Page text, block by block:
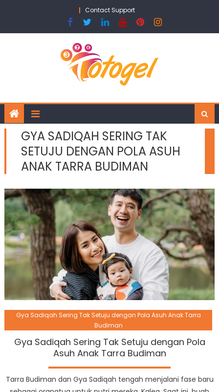
Contact Support
GYA SADIQAH SERING TAK
SETUJU DENGAN POLA ASUH
ANAK TARRA BUDIMAN
Gya Sadiqah Sering Tak Setuju dengan Pola Asuh Anak Tarra
Budiman
Gya Sadiqah Sering Tak Setuju dengan Pola
Asuh Anak Tarra Budiman
Tarra Budiman dan Gya Sadiqah tengah menjalani fase baru